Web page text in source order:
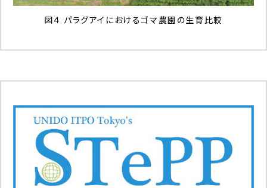
図４ パラグアイにおけるゴマ農園の生育比較